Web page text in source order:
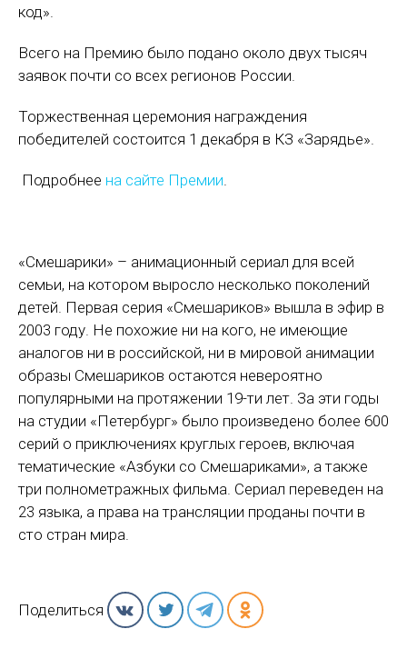
код».
Всего на Премию было подано около двух тысяч
заявок почти со всех регионов России.
Торжественная церемония награждения
победителей состоится 1 декабря в КЗ «Зарядье».
Подробнее на сайте Премии.
«Смешарики» – анимационный сериал для всей
семьи, на котором выросло несколько поколений
детей. Первая серия «Смешариков» вышла в эфир в
2003 году. Не похожие ни на кого, не имеющие
аналогов ни в российской, ни в мировой анимации
образы Смешариков остаются невероятно
популярными на протяжении 19-ти лет. За эти годы
на студии «Петербург» было произведено более 600
серий о приключениях круглых героев, включая
тематические «Азбуки со Смешариками», а также
три полнометражных фильма. Сериал переведен на
23 языка, а права на трансляции проданы почти в
сто стран мира.
Поделиться